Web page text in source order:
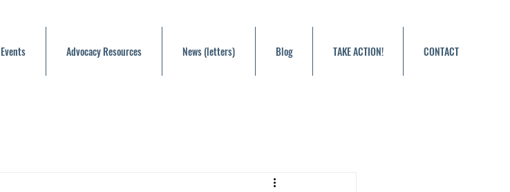
Events Advocacy Resources News (letters) Blog TAKE ACTION! CONTACT